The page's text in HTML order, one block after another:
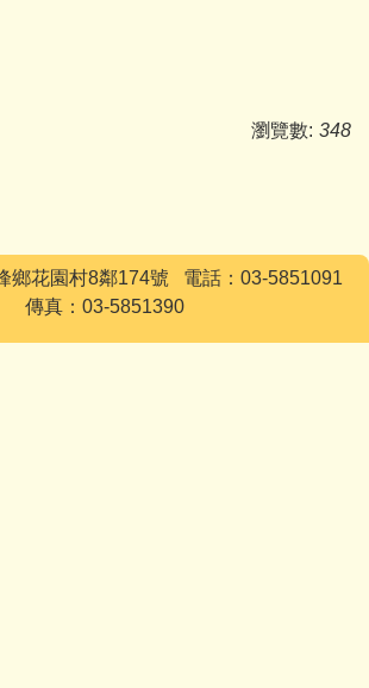
瀏覽數: 348
鄉花園村8鄰174號 電話：03-5851091
傳真：03-5851390